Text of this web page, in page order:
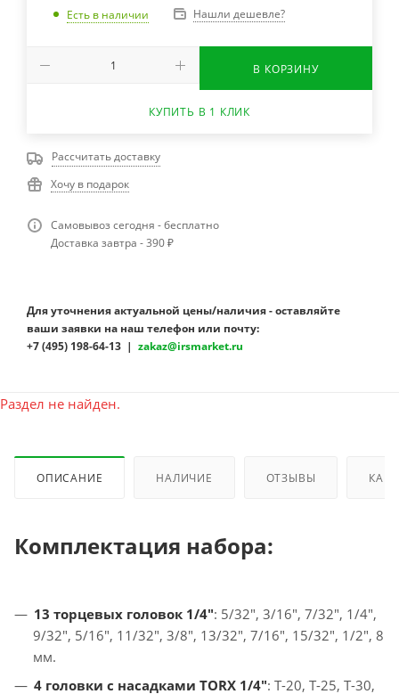
Есть в наличии Нашли дешевле?
В КОРЗИНУ
КУПИТЬ В 1 КЛИК
Рассчитать доставку
Хочу в подарок
Самовывоз сегодня - бесплатно
Доставка завтра - 390 ₽
Для уточнения актуальной цены/наличия - оставляйте
ваши заявки на наш телефон или почту:
+7 (495) 198-64-13 | zakaz@irsmarket.ru
Раздел не найден.
ОПИСАНИЕ НАЛИЧИЕ ОТЗЫВЫ КАК
Комплектация набора:
13 торцевых головок 1/4": 5/32", 3/16", 7/32", 1/4",
9/32", 5/16", 11/32", 3/8", 13/32", 7/16", 15/32", 1/2", 8
мм.
4 головки с насадками TORX 1/4": Т-20, Т-25, Т-30,